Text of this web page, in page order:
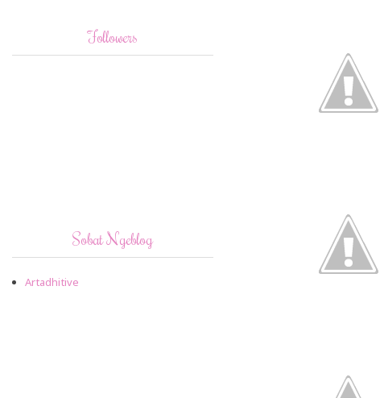
Followers
Sobat Ngeblog
Artadhitive